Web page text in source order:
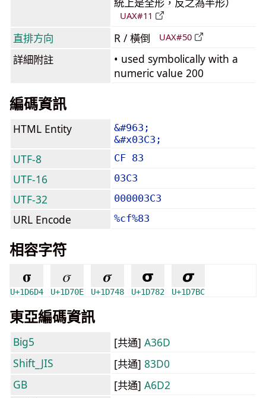
UAX#11
直排方向 R / 橫倒 UAX#50
詳細附註
• used symbolically with a
numeric value 200
編碼資訊
HTML Entity
&#963;
&#x03C3;
UTF-8 CF 83
UTF-16 03C3
UTF-32 000003C3
URL Encode %cf%83
相容字符
𝛔
U+1D6D4
𝜎
U+1D70E
𝝈
U+1D748
𝞂
U+1D782
𝞼
U+1D7BC
東亞編碼資訊
Big5 [共通] A36D
Shift_JIS
[共通] 83D0
GB
[共通] A6D2